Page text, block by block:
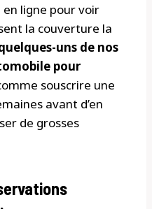
ligne pour voir
la couverture la
uns de nos
pour
souscrire une
avant d’en
de grosses